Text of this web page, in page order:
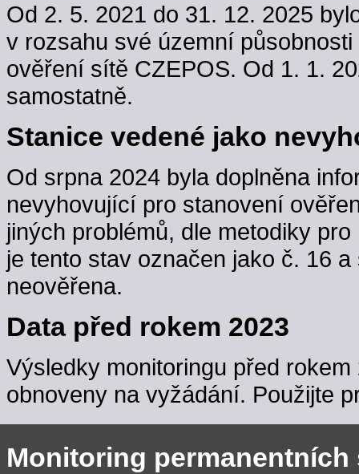
Od 2. 5. 2021 do 31. 12. 2025
v rozsahu své územní
ověření sítě CZEPOS. Od 1. 1.
samostatně.
Stanice vedené jako
Od srpna 2024 byla doplněna
nevyhovující pro stanovení
jiných problémů, dle metodiky
je tento stav označen jako č. 16
neověřena.
Data před rokem 2023
Výsledky monitoringu před
obnoveny na vyžádání. Použijte
Monitoring permanentních